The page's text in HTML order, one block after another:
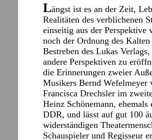
Längst ist es an der Zeit,
Realitäten des verblichenen
einseitig aus der
noch der Ordnung des
Bestreben des Lukas
andere Perspektiven zu
die Erinnerungen zweier
Musikers Bernd Wefelmeyer
Francisca Drechsler im
Heinz Schönemann,
DDR, und lässt auf gut 100
widerständigen
Schauspieler und Regisseur